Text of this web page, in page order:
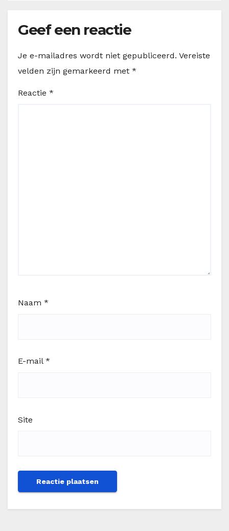
Geef een reactie
Je e-mailadres wordt niet gepubliceerd. Vereiste
velden zijn gemarkeerd met *
Reactie *
Naam *
E-mail *
Site